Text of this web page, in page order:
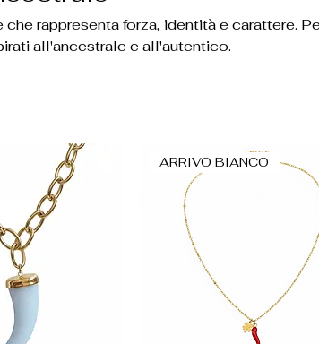
forza, identità e carattere. Pezzi unici progettati per
all'ancestrale e all'autentico.
ARRIVO BIANCO